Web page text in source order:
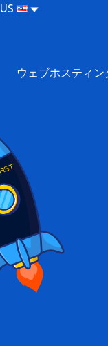
US
ウェブホスティン